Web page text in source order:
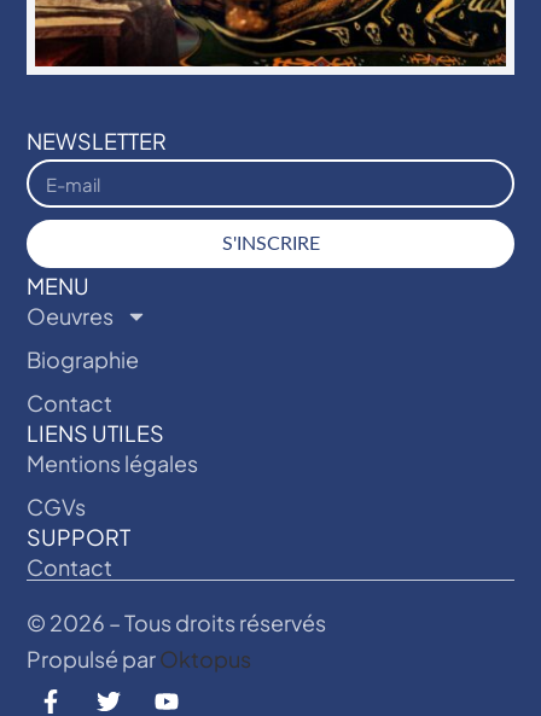
NEWSLETTER
S'INSCRIRE
MENU
Oeuvres
Biographie
Contact
LIENS UTILES
Mentions légales
CGVs
SUPPORT
Contact
© 2026 – Tous droits réservés
Propulsé parOktopus